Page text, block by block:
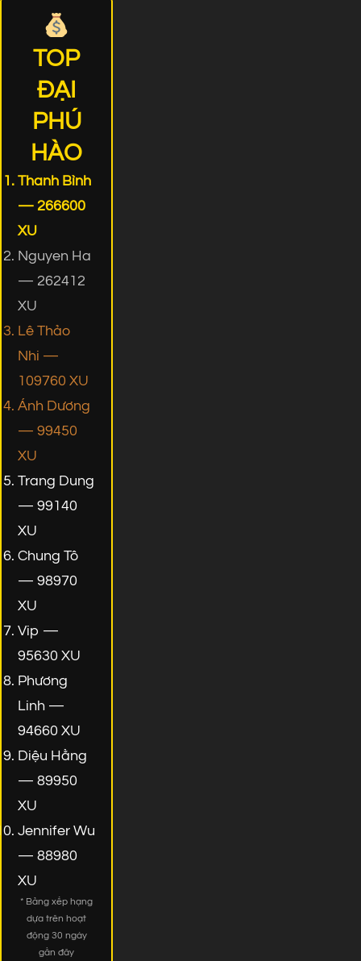
TOP
ĐẠI
PHÚ
HÀO
Thanh Bình
— 266600
XU
Nguyen Ha
— 262412
XU
Lê Thảo
Nhi —
109760 XU
Ánh Dương
— 99450
XU
Trang Dung
— 99140
XU
Chung Tô
— 98970
XU
Vip —
95630 XU
Phương
Linh —
94660 XU
Diệu Hằng
— 89950
XU
Jennifer Wu
— 88980
XU
* Bảng xếp hạng
dựa trên hoạt
động 30 ngày
gần đây